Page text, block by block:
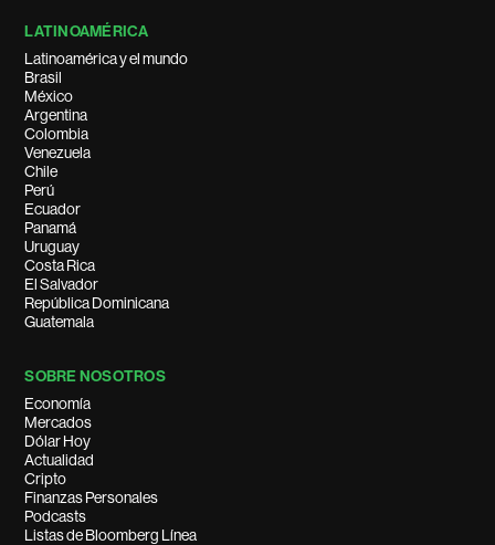
LATINOAMÉRICA
Latinoamérica y el mundo
Brasil
México
Argentina
Colombia
Venezuela
Chile
Perú
Ecuador
Panamá
Uruguay
Costa Rica
El Salvador
República Dominicana
Guatemala
SOBRE NOSOTROS
Economía
Mercados
Dólar Hoy
Actualidad
Cripto
Finanzas Personales
Podcasts
Listas de Bloomberg Línea